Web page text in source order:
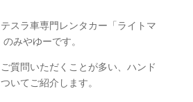
スラ車専門レンタカー「ライトマ
みやゆーです。
質問いただくことが多い、ハンド
いてご紹介します。